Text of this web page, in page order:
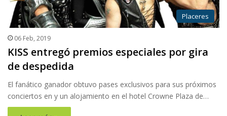
Placeres
06 Feb, 2019
KISS entregó premios especiales por gira
de despedida
El fanático ganador obtuvo pases exclusivos para sus próximos
conciertos en y un alojamiento en el hotel Crowne Plaza de…